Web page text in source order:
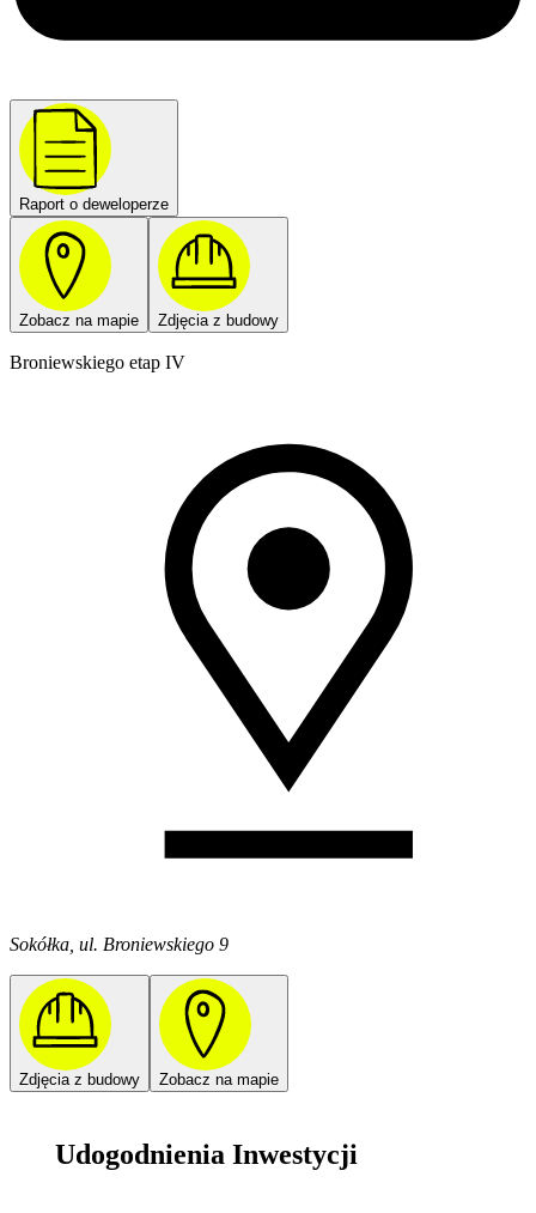
Raport o deweloperze
Zobacz na mapie Zdjęcia z budowy
Broniewskiego etap IV
Sokółka, ul. Broniewskiego 9
Zdjęcia z budowy Zobacz na mapie
Udogodnienia Inwestycji